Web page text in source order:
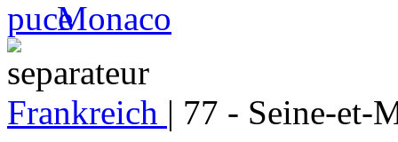
Monaco
Frankreich | 77 - Seine-et-